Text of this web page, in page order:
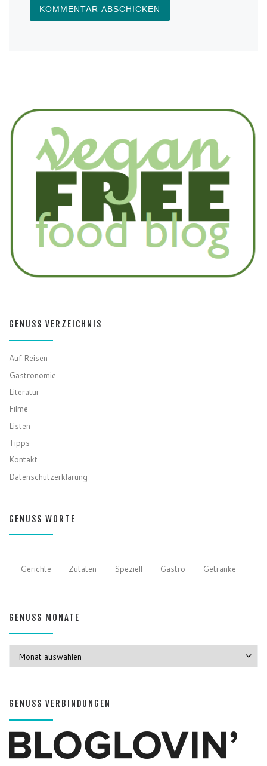
GENUSS VERZEICHNIS
Auf Reisen
Gastronomie
Literatur
Filme
Listen
Tipps
Kontakt
Datenschutzerklärung
GENUSS WORTE
Gerichte Zutaten Speziell Gastro Getränke
GENUSS MONATE
GENUSS VERBINDUNGEN